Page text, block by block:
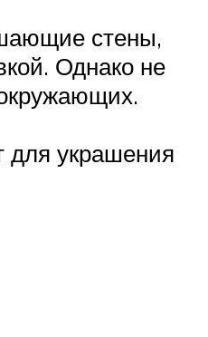
стены,
Однако не
для украшения